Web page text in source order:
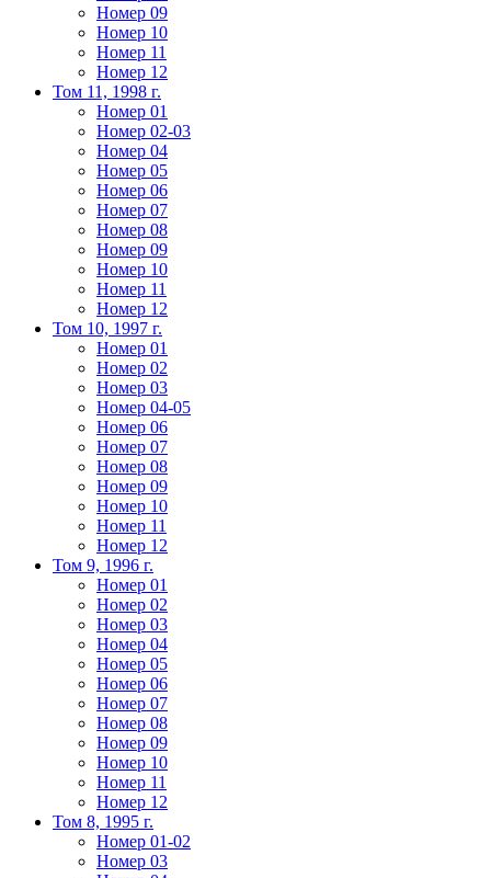
Номер 09
Номер 10
Номер 11
Номер 12
Том 11, 1998 г.
Номер 01
Номер 02-03
Номер 04
Номер 05
Номер 06
Номер 07
Номер 08
Номер 09
Номер 10
Номер 11
Номер 12
Том 10, 1997 г.
Номер 01
Номер 02
Номер 03
Номер 04-05
Номер 06
Номер 07
Номер 08
Номер 09
Номер 10
Номер 11
Номер 12
Том 9, 1996 г.
Номер 01
Номер 02
Номер 03
Номер 04
Номер 05
Номер 06
Номер 07
Номер 08
Номер 09
Номер 10
Номер 11
Номер 12
Том 8, 1995 г.
Номер 01-02
Номер 03